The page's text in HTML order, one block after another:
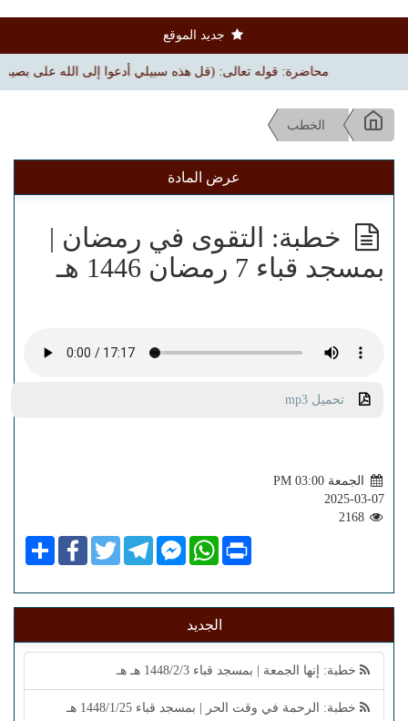
جديد الموقع
محاضرة: قوله تعالى: (قل هذه سبيلي أدعوا إلى الله على بصيرة) |
الخطب
عرض المادة
خطبة: التقوى في رمضان |
بمسجد قباء 7 رمضان 1446 هـ
تحميل mp3
الجمعة PM 03:00
2025-03-07
ShareFacebookTwitterTelegramFacebook
Messenger
WhatsApp Print
الجديد
خطبة: إنها الجمعة | بمسجد قباء 1448/2/3 هـ هـ
خطبة: الرحمة في وقت الحر | بمسجد قباء 1448/1/25 هـ